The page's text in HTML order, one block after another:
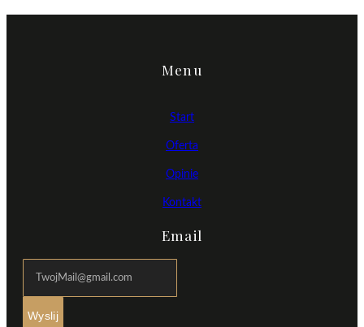
Menu
Start
Oferta
Opinie
Kontakt
Email
Wyslij